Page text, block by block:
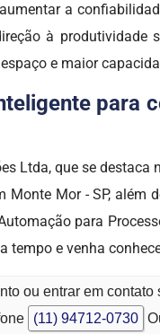
a
à produtividade
e maior
para
Ltda, que se destaca
Monte Mor - SP, além
para
tempo e venha
ou entrar em
(11) 94712-0730